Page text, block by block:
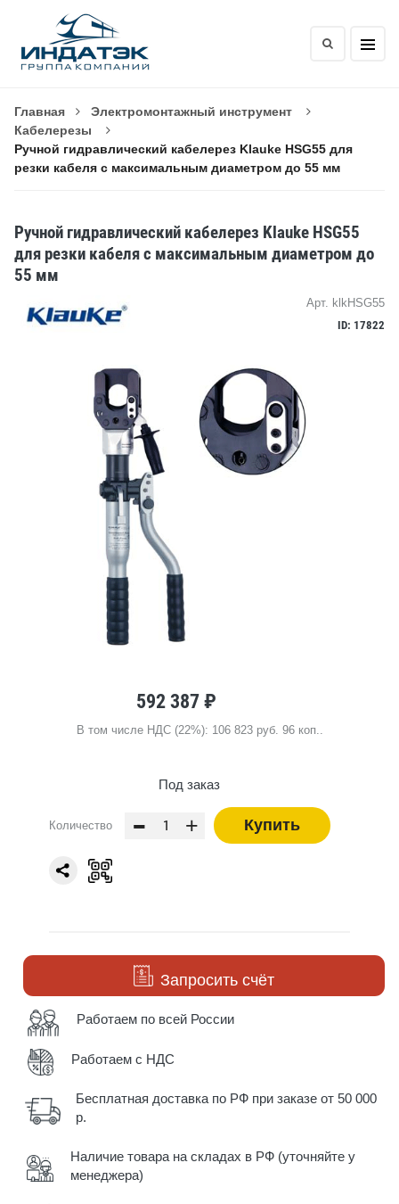
Главная
Электромонтажный инструмент
Кабелерезы
Ручной гидравлический кабелерез Klauke HSG55 для
резки кабеля с максимальным диаметром до 55 мм
Ручной гидравлический кабелерез Klauke HSG55
для резки кабеля с максимальным диаметром до
55 мм
Арт. klkHSG55
ID: 17822
592 387 ₽
В том числе НДС (22%): 106 823 руб. 96 коп..
Под заказ
Количество - + Купить
Запросить счёт
Работаем по всей России
Работаем с НДС
Бесплатная доставка по РФ при заказе от 50 000
р.
Наличие товара на складах в РФ (уточняйте у
менеджера)